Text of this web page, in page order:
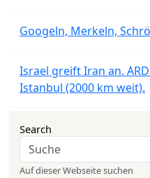
Googeln, Merkeln,
Israel greift Iran an.
Istanbul (2000 km weit).
Search
Auf dieser Webseite suchen